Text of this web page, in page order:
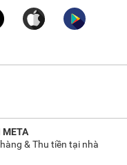
META
& Thu tiền tại nhà